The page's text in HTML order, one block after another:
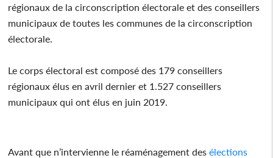
régionaux de la circonscription électorale et des conseillers
municipaux de toutes les communes de la circonscription
électorale.
Le corps électoral est composé des 179 conseillers
régionaux élus en avril dernier et 1.527 conseillers
municipaux qui ont élus en juin 2019.
Avant que n’intervienne le réaménagement des élections